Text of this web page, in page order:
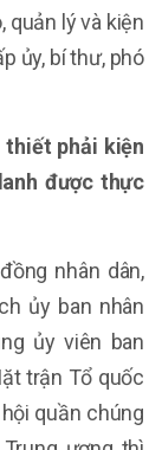
quản lý và kiện
ủy, bí thư, phó
phải kiện
được thực
nhân dân,
ủy ban nhân
ủy viên ban
trận Tổ quốc
quần chúng